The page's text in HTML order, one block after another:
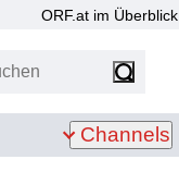
ORF.at im Überblick
Suchen
Channels